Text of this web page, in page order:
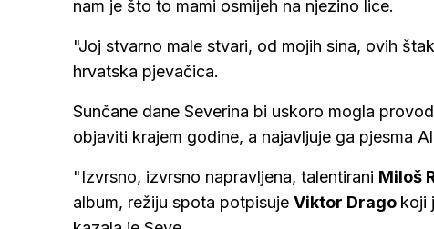
nam je što to mami osmijeh na njezino lice.
"Joj stvarno male stvari, od mojih sina, ovih
hrvatska pjevačica.
Sunčane dane Severina bi uskoro mogla
objaviti krajem godine, a najavljuje ga pjesma
"Izvrsno, izvrsno napravljena, talentirani Miloš
album, režiju spota potpisuje Viktor Drago koji